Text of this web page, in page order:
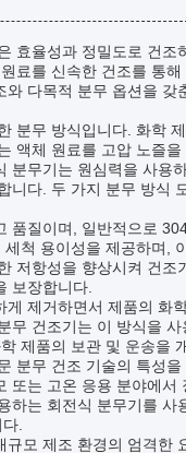
효율성과 정밀도로 건
료를 신속한 건조를 통
다목적 분무 옵션을
분무 방식입니다. 화학
액체 원료를 고압 노즐
분무기는 원심력을 사용
니다. 두 가지 분무 방식
품질이며, 일반적으로
척 용이성을 제공하며,
저항성을 향상시켜 건
보장합니다.
제거하면서 제품의 화
무 건조기는 이 방식을
제품의 보관 및 운송을
분무 건조 기술의 특성
또는 고온 응용 분야에
하는 회전식 분무기를
.
모 제조 환경의 엄격한